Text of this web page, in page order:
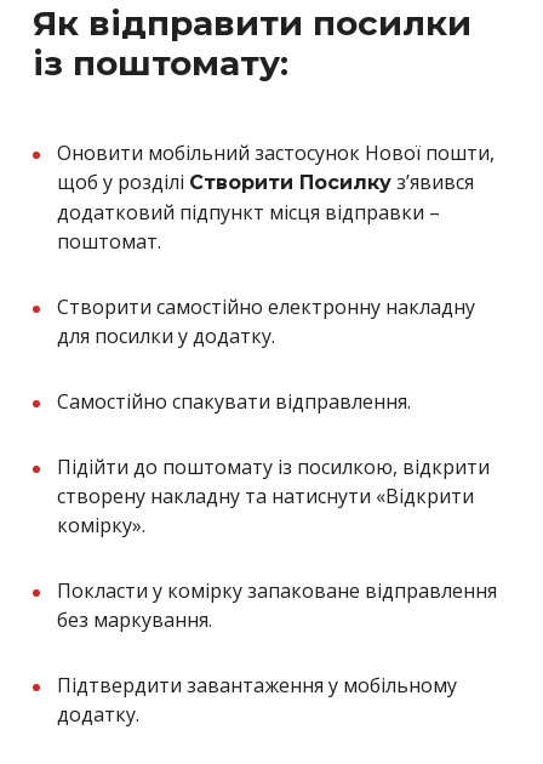
Як відправити посилки
із поштомату:
Оновити мобільний застосунок Нової пошти,
щоб у розділі Створити Посилку з’явився
додатковий підпункт місця відправки –
поштомат.
Створити самостійно електронну накладну
для посилки у додатку.
Самостійно спакувати відправлення.
Підійти до поштомату із посилкою, відкрити
створену накладну та натиснути «Відкрити
комірку».
Покласти у комірку запаковане відправлення
без маркування.
Підтвердити завантаження у мобільному
додатку.